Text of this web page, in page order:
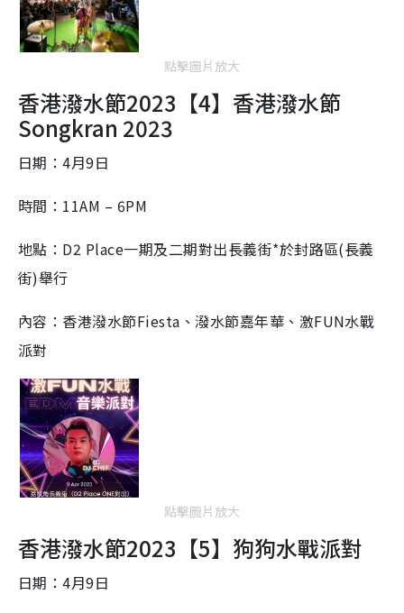
點擊圖片放大
香港潑水節2023【4】 香港潑水節
Songkran 2023
日期：4月9日
時間：11AM – 6PM
地點：D2 Place一期及二期對出長義街*於封路區(長義
街)舉行
內容：香港潑水節Fiesta、潑水節嘉年華、激FUN水戰
派對
點擊圖片放大
香港潑水節2023【5】 狗狗水戰派對
日期：4月9日